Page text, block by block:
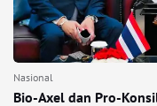
Nasional
Bio-Axel dan Pro-